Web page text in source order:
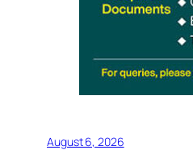
August 6, 2026